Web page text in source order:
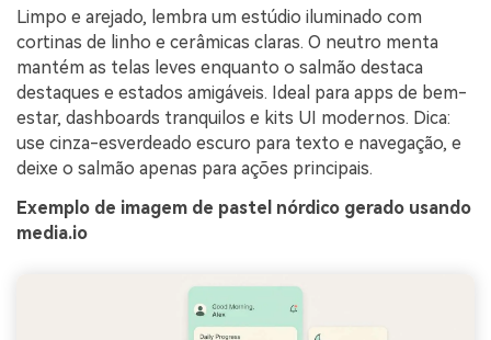
Limpo e arejado, lembra um estúdio iluminado com
cortinas de linho e cerâmicas claras. O neutro menta
mantém as telas leves enquanto o salmão destaca
destaques e estados amigáveis. Ideal para apps de bem-
estar, dashboards tranquilos e kits UI modernos. Dica:
use cinza-esverdeado escuro para texto e navegação, e
deixe o salmão apenas para ações principais.
Exemplo de imagem de pastel nórdico gerado usando
media.io